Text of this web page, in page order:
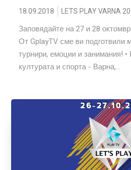
18.09.2018 LETS PLAY VARNA
Заповядайте на 27 и 28
От GplayTV сме ви подготвили
турнири, емоции и занимания!
културата и спорта - Варна,...